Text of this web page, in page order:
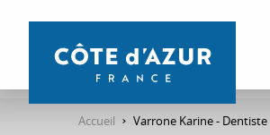
contenu
Accueil Varrone Karine - Dentiste